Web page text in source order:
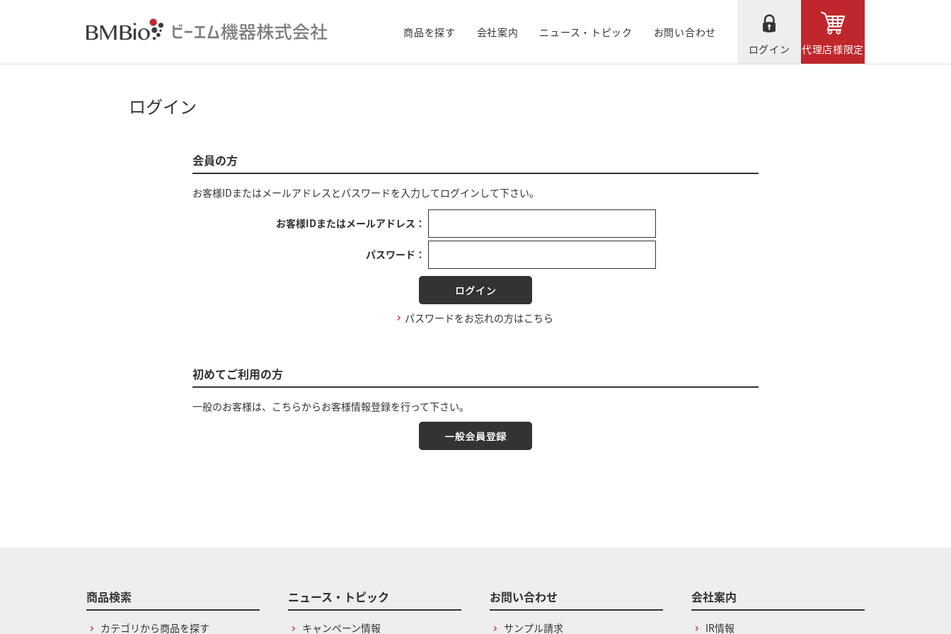
商品を探す 会社案内 ニュース・トピック
お問い合わせ
ログイン
代理店様限定
ログイン
会員の方
お客様IDまたはメールアドレス とパスワードを入力してログインして下さい。
お客様IDまたはメールアドレス：
パスワード：
パスワードをお忘れの方はこちら
初めてご利用の方
一般のお客様は、こちらからお客様情報登録を行って下さい。
商品検索
カテゴリから商品を探す
ニュース・トピック
キャンペーン情報
お問い合わせ
サンプル請求
会社案内
IR情報